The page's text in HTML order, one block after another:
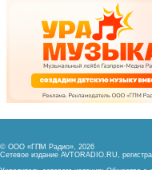
© ООО «ГПМ Радио», 2026
Сетевое издание AVTORADIO.RU,